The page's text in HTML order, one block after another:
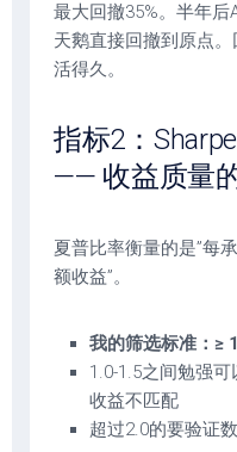
最大回撤35%。半年后
天鹅直接回撤到原点
活得久。
指标2：
—— 收益质量
夏普比率衡量的是”每
额收益”。
我的筛选标准：≥
1.0-1.5之间勉强
收益不匹配
超过2.0的要验证